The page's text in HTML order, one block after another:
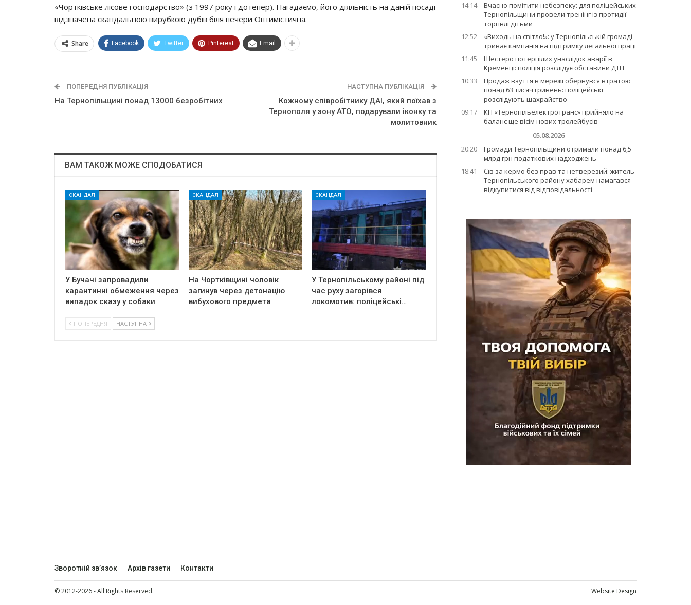
«Чортківське лісове господарство» (з 1997 року і дотепер). Нагадаємо, його діяльність на даній посаді
відзначена скандальною вирубкою дубів біля печери Оптимістична.
Share Facebook Twitter Pinterest Email
ПОПЕРЕДНЯ ПУБЛІКАЦІЯ
На Тернопільщині понад 13000 безробітних
НАСТУПНА ПУБЛІКАЦІЯ
Кожному співробітнику ДАІ, який поїхав з
Тернополя у зону АТО, подарували іконку та
молитовник
ВАМ ТАКОЖ МОЖЕ СПОДОБАТИСЯ
СКАНДАЛ
У Бучачі запровадили
карантинні обмеження через
випадок сказу у собаки
СКАНДАЛ
На Чортківщині чоловік
загинув через детонацію
вибухового предмета
СКАНДАЛ
У Тернопільському районі під
час руху загорівся
локомотив: поліцейські…
ПОПЕРЕДНЯ НАСТУПНА
14:14
Вчасно помітити небезпеку: для поліцейських
Тернопільщини провели тренінг із протидії
торгівлі дітьми
12:52
«Виходь на світло!»: у Тернопільській громаді
триває кампанія на підтримку легальної праці
11:45
Шестеро потерпілих унаслідок аварії в
Кременці: поліція розслідує обставини ДТП
10:33
Продаж взуття в мережі обернувся втратою
понад 63 тисяч гривень: поліцейські
розслідують шахрайство
09:17
КП «Тернопільелектротранс» прийняло на
баланс ще вісім нових тролейбусів
05.08.2026
20:20
Громади Тернопільщини отримали понад 6,5
млрд грн податкових надходжень
18:41
Сів за кермо без прав та нетверезий: житель
Тернопільського району хабарем намагався
відкупитися від відповідальності
Зворотній зв’язок Архів газети Контакти
© 2012-2026 - All Rights Reserved. Website Design